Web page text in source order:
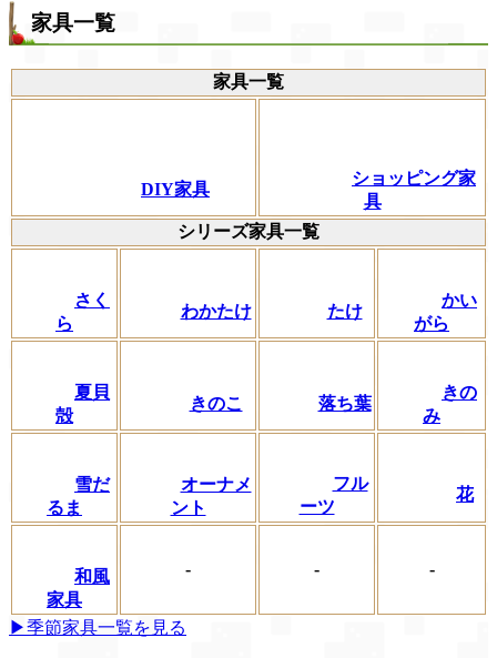
家具一覧
家具一覧
DIY家具
ショッピング家
具
シリーズ家具一覧
さく
ら
わかたけ たけ
かい
がら
夏貝
殻
きのこ 落ち葉
きの
み
雪だ
るま
オーナメ
ント
フル
ーツ
花
和風
家具
- - -
▶季節家具一覧を見る